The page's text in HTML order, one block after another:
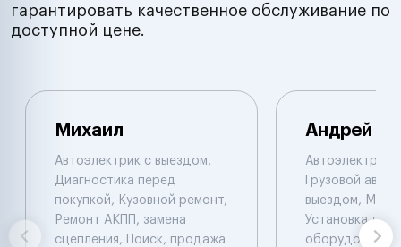
гарантировать качественное обслуживание по
доступной цене.
Михаил
Автоэлектрик с выездом,
Диагностика перед
покупкой, Кузовной ремонт,
Ремонт АКПП, замена
сцепления, Поиск, продажа
Андрей
Автоэлектрик
Грузовой
выездом,
Установка доп.
оборудования,